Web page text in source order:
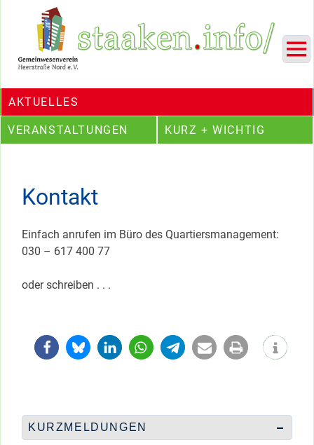
Ein Projekt des Gemeinwesenvereins Heerstraße Nord
AKTUELLES
VERANSTALTUNGEN KURZ + WICHTIG
Kontakt
Einfach anrufen im Büro des Quartiersmanagement:
030 – 617 400 77
oder schreiben . . .
KURZMELDUNGEN